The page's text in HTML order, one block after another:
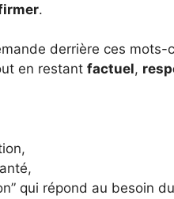
.
derrière ces mots-
en restant factuel,
qui répond au besoin